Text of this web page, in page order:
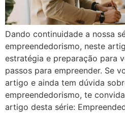
Dando continuidade a nossa
empreendedorismo, neste
estratégia e preparação para
passos para empreender. Se
artigo e ainda tem dúvida
empreendedorismo, te
artigo desta série: